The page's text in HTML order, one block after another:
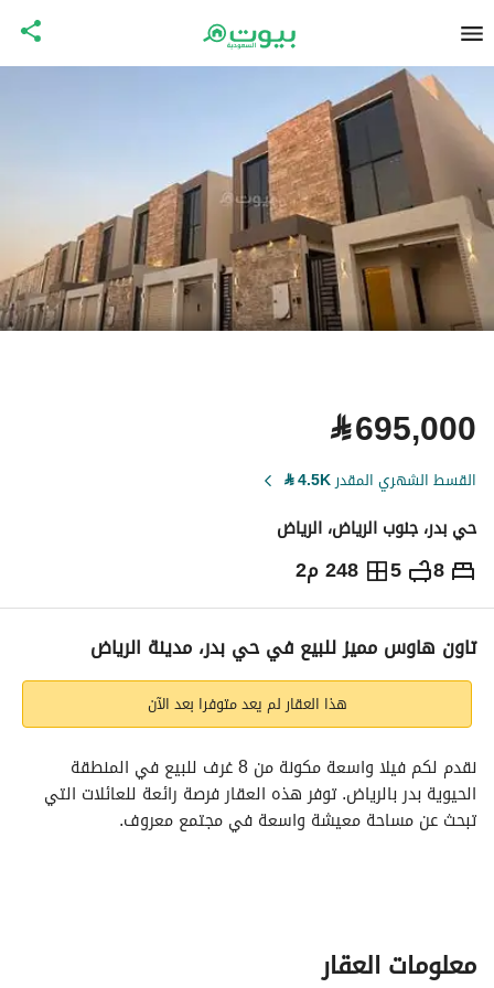
⃁695,000
القسط الشهري المقدر4.5K
⃁
حي بدر، جنوب الرياض، الرياض
8
5 248 م2 ⃁
695,000
التفاصيل معلومات ترخيص الإعلان حاسبة التمويلتاون هاوس مميز للبيع في حي بدر، مدينة الرياض
هذا العقار لم يعد متوفرا بعد الآن
تبحث عن مساحة معيشة واسعة في مجتمع معروف.
- **الحمامات**: 5 حمامات، مصممة لتوفير الراحة والسهولة.
معلومات العقار